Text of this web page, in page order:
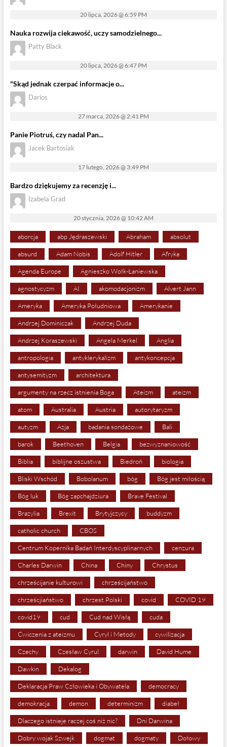
20 lipca, 2026 @ 6:59 PM
Nauka rozwija ciekawość, uczy samodzielnego...
Patty Black
20 lipca, 2026 @ 6:47 PM
"Skąd jednak czerpać informacje o...
Darios
27 marca, 2026 @ 2:41 PM
Panie Piotruś, czy nadal Pan...
Jacek Bartosiak
17 lutego, 2026 @ 3:49 PM
Bardzo dziękujemy za recenzję i...
Izabela Grad
20 stycznia, 2026 @ 10:42 AM
aborcja abp Jędraszewski Abraham absolut
absurd Adam Nobis Adolf Hitler Afryka
Agenda Europe Agnieszko Wołk-Łaniewska
agnostycyzm AI akomodacjonizm Alvert Jann
Ameryka Ameryka Południowa Amerykanie
Andrzej Dominiczak Andrzej Duda
Andrzej Koraszewski Angela Merkel Anglia
antropologia antyklerykalizm antykoncepcja
antysemityzm architektura
argumenty na rzecz istnienia Boga Ateizm ateizm
atom Australia Austria autorytaryzm
autyzm Azja badania sondażowe Bali
barok Beethoven Belgia bezwyznaniowość
Biblia biblijne oszustwa Biedroń biologia
Bliski Wschód Bobolanum bóg Bóg jest miłością
Bóg luk Bóg zapchajdziura Brave Festival
Brazylia Brexit Brytyjczycy buddyzm
catholic church CBOS
Centrum Kopernika Badań Interdyscyplinarnych cenzura
Charles Darwin China Chiny Chrystus
chrześcijanie kulturowi chrześcijaństwo
chrześcjiaństwo chrzest Polski covid COVID 19
covid19 cud Cud nad Wisłą cuda
Ćwiczenia z ateizmu Cyryl i Metody cywilizacja
Czechy Czesław Cyrul darwin David Hume
Dawkin Dekalog
Deklaracja Praw Człowieka i Obywatela democracy
demokracja demon determinizm diabeł
Dlaczego istnieje raczej coś niż nic? Dni Darwina
Dobry wojak Szwejk dogmat dogmaty Dołowy